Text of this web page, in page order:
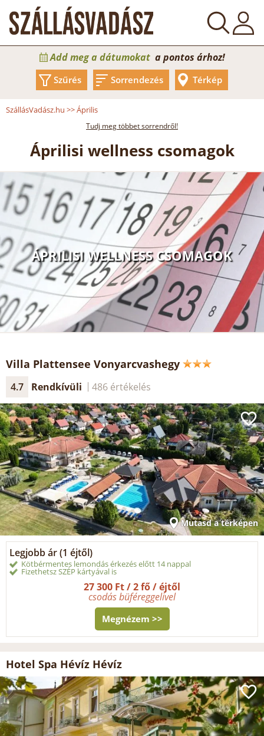
Add meg a dátumokat a pontos árhoz!
Szűrés Sorrendezés Térkép
SzállásVadász.hu >>Április
Tudj meg többet sorrendről!
Áprilisi wellness csomagok
ÁPRILISI WELLNESS CSOMAGOK
Villa Plattensee Vonyarcvashegy
4.7 Rendkívüli 486 értékelés
Mutasd a térképen
Legjobb ár (1 éjtől)
Kötbérmentes lemondás érkezés előtt 14 nappal
Fizethetsz SZÉP kártyával is
27 300 Ft / 2 fő / éjtől
csodás büféreggelivel
Megnézem >>
Hotel Spa Hévíz Hévíz